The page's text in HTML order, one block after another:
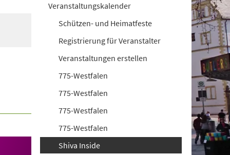
Veranstaltungskalender
Schützen- und Heimatfeste
Registrierung für Veranstalter
Veranstaltungen erstellen
775-Westfalen
775-Westfalen
775-Westfalen
775-Westfalen
Shiva Inside